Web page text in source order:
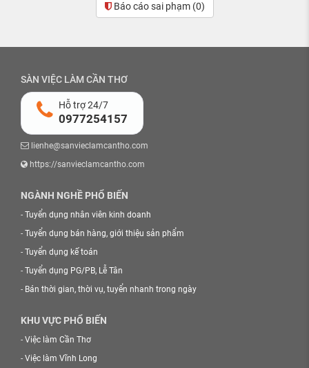
Báo cáo sai phạm (0)
SÀN VIỆC LÀM CẦN THƠ
Hỗ trợ 24/7
0977254157
lienhe@sanvieclamcantho.com
https://sanvieclamcantho.com
NGÀNH NGHỀ PHỔ BIẾN
- Tuyển dụng nhân viên kinh doanh
- Tuyển dụng bán hàng, giới thiệu sản phẩm
- Tuyển dụng kế toán
- Tuyển dụng PG/PB, Lễ Tân
- Bán thời gian, thời vụ, tuyển nhanh trong ngày
KHU VỰC PHỔ BIẾN
- Việc làm Cần Thơ
- Việc làm Vĩnh Long